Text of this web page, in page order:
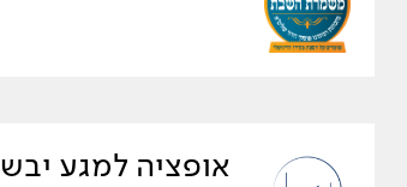
אופציה למגע יבש